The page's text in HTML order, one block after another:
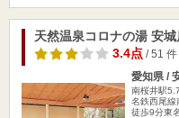
天然温泉コロナの湯 安城
3.4点/ 51 件
愛知県 /
南桜井駅
名鉄西尾線
徒歩9分東